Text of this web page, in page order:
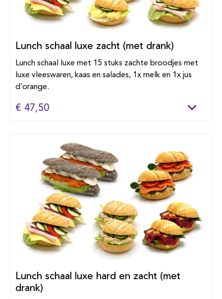
Lunch schaal luxe zacht (met drank)
Lunch schaal luxe met 15 stuks zachte broodjes met
luxe vleeswaren, kaas en salades, 1x melk en 1x jus
d’orange.
€ 47,50
Lunch schaal luxe hard en zacht (met
drank)